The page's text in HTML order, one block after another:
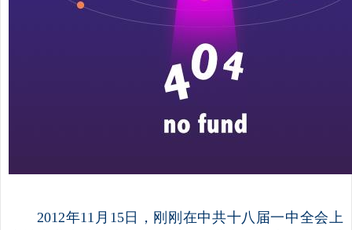
2012年11月15日，刚刚在中共十八届一中全会上